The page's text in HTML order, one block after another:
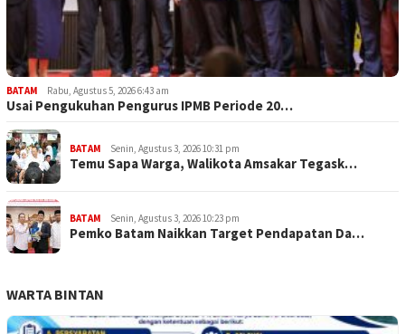
BATAM Rabu, Agustus 5, 2026 6:43 am
Usai Pengukuhan Pengurus IPMB Periode 20…
BATAM Senin, Agustus 3, 2026 10:31 pm
Temu Sapa Warga, Walikota Amsakar Tegask…
BATAM Senin, Agustus 3, 2026 10:23 pm
Pemko Batam Naikkan Target Pendapatan Da…
WARTA BINTAN